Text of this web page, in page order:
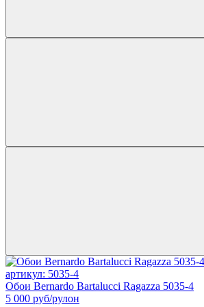
артикул: 5035-4
Обои Bernardo Bartalucci Ragazza 5035-4
5 000 руб/рулон